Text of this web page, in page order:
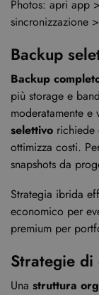
Photos: apri app
sincronizzazione
Backup
Backup
più storage e
moderatamente
selettivo richiede
ottimizza costi.
snapshots da
Strategia ibrida
economico per
premium per
Strategie
Una struttura